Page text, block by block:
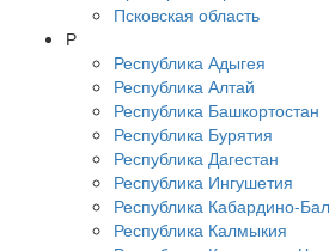
Псковская область
Р
Республика Адыгея
Республика Алтай
Республика Башкортостан
Республика Бурятия
Республика Дагестан
Республика Ингушетия
Республика Кабардино-
Республика Калмыкия